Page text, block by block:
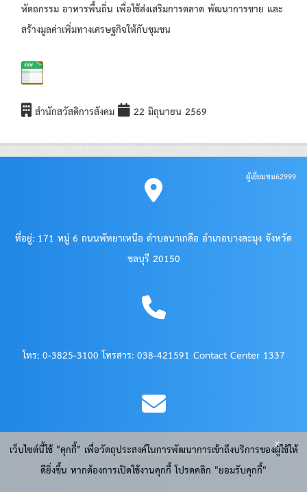
หัตถกรรม อาหารพื้นถิ่น เพื่อใช้ส่งเสริมการตลาด พัฒนาการขาย และ
สร้างมูลค่าเพิ่มทางเศรษฐกิจให้กับชุมชน
สำนักสวัสดิการสังคม 22 มิถุนายน 2569
ผู้เยี่ยมชม62999
ที่อยู่: 171 หมู่ 6 ถนนพัทยาเหนือ ตำบลนาเกลือ อำเภอบางละมุง จังหวัด
ชลบุรี 20150
โทร: 0-3825-3100 โทรสาร: 038-421591 Contact Center 1337
e-Mail: saraban@pattaya.go.th
เว็บไซต์นี้ใช้ "คุกกี้" เพื่อวัตถุประสงค์ในการพัฒนาการเข้าถึงบริการของผู้ใช้ให้
ดียิ่งขึ้น หากต้องการเปิดใช้งานคุกกี้ โปรดคลิก "ยอมรับคุกกี้"
x